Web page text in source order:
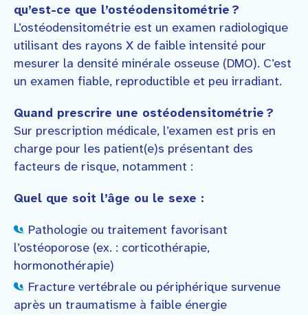
qu’est-ce que l’ostéodensitométrie ?
L’ostéodensitométrie est un examen radiologique
utilisant des rayons X de faible intensité pour
mesurer la densité minérale osseuse (DMO). C’est
un examen fiable, reproductible et peu irradiant.
Quand prescrire une ostéodensitométrie ?
Sur prescription médicale, l’examen est pris en
charge pour les patient(e)s présentant des
facteurs de risque, notamment :
Quel que soit l’âge ou le sexe :
Pathologie ou traitement favorisant
l’ostéoporose (ex. : corticothérapie,
hormonothérapie)
Fracture vertébrale ou périphérique survenue
après un traumatisme à faible énergie